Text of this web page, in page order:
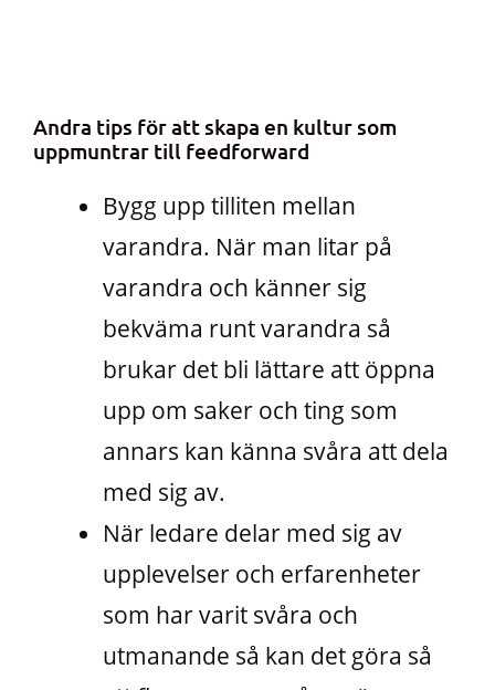
Andra tips för att skapa en kultur som
uppmuntrar till feedforward
Bygg upp tilliten mellan
varandra. När man litar på
varandra och känner sig
bekväma runt varandra så
brukar det bli lättare att öppna
upp om saker och ting som
annars kan känna svåra att dela
med sig av.
När ledare delar med sig av
upplevelser och erfarenheter
som har varit svåra och
utmanande så kan det göra så